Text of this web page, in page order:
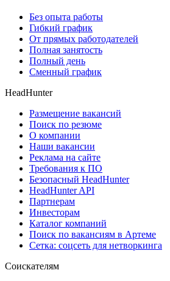
Без опыта работы
Гибкий график
От прямых работодателей
Полная занятость
Полный день
Сменный график
HeadHunter
Размещение вакансий
Поиск по резюме
О компании
Наши вакансии
Реклама на сайте
Требования к ПО
Безопасный HeadHunter
HeadHunter API
Партнерам
Инвесторам
Каталог компаний
Поиск по вакансиям в Артеме
Сетка: соцсеть для нетворкинга
Соискателям